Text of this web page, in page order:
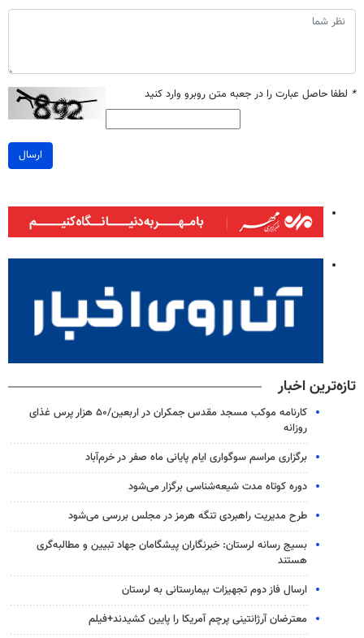
* لطفا حاصل عبارت را در جعبه متن روبرو وارد کنید
ارسال
تازه‌ترین اخبار
کارنامه موکب مسجد مقدس جمکران در اربعین/۵۰ هزار پرس غذای
روزانه
برگزاری مراسم سوگواری ایام پایانی ماه صفر در خرم‌آباد
دوره کوتاه مدت شیعه‌شناسی برگزار می‌شود
طرح مدیریت راهبردی تنگه هرمز در مجلس بررسی می‌شود
بسیج رسانه لرستان: خبرنگاران پیشگامان جهاد تبیین و مطالبه‌گری
هستند
ارسال فاز دوم تجهیزات بیمارستانی به لرستان
معترضان آرژانتینی پرچم آمریکا را پایین کشیدند+فیلم